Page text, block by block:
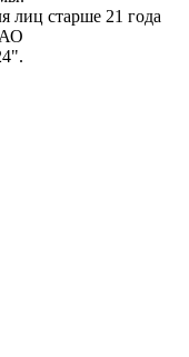
лиц старше 21 года